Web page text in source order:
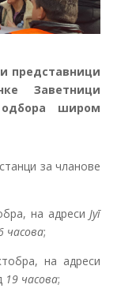
представници
Заветници
широм
за чланове
на адреси Југ
часова;
на адреси
19 часова;